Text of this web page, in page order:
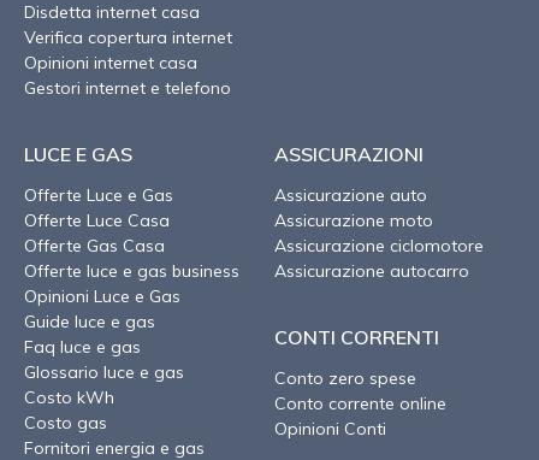
Disdetta internet casa
Verifica copertura internet
Opinioni internet casa
Gestori internet e telefono
LUCE E GAS
Offerte Luce e Gas
Offerte Luce Casa
Offerte Gas Casa
Offerte luce e gas business
Opinioni Luce e Gas
Guide luce e gas
Faq luce e gas
Glossario luce e gas
Costo kWh
Costo gas
Fornitori energia e gas
ASSICURAZIONI
Assicurazione auto
Assicurazione moto
Assicurazione ciclomotore
Assicurazione autocarro
CONTI CORRENTI
Conto zero spese
Conto corrente online
Opinioni Conti